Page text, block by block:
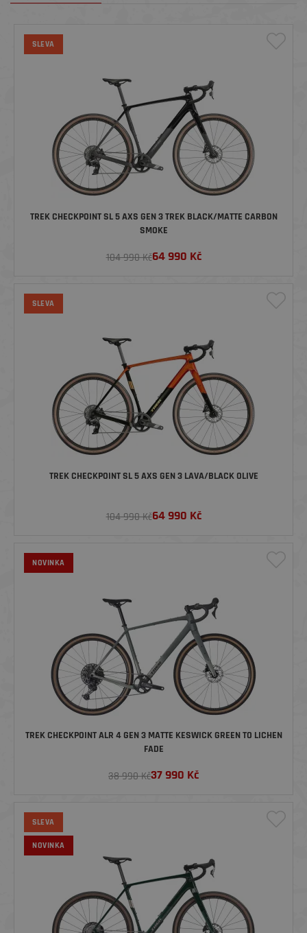
SLEVA
TREK CHECKPOINT SL 5 AXS GEN 3 TREK BLACK/MATTE CARBON
SMOKE
104 990 Kč64 990 Kč
SLEVA
TREK CHECKPOINT SL 5 AXS GEN 3 LAVA/BLACK OLIVE
104 990 Kč64 990 Kč
NOVINKA
TREK CHECKPOINT ALR 4 GEN 3 MATTE KESWICK GREEN TO LICHEN
FADE
38 990 Kč37 990 Kč
SLEVA
NOVINKA